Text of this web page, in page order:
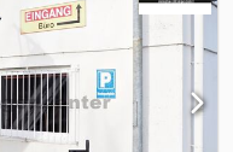
priset gäller utan last.
i över 34 år over 850
/
- Blyss - Brenderup -
- HULCO - HENRA -
- Trailershop - Variant -